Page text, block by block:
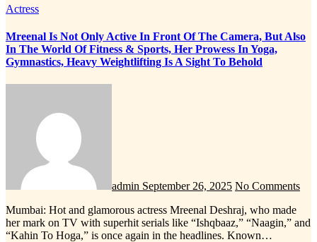
Actress
Mreenal Is Not Only Active In Front Of The Camera, But Also
In The World Of Fitness & Sports, Her Prowess In Yoga,
Gymnastics, Heavy Weightlifting Is A Sight To Behold
admin September 26, 2025 No Comments
Mumbai: Hot and glamorous actress Mreenal Deshraj, who made
her mark on TV with superhit serials like “Ishqbaaz,” “Naagin,” and
“Kahin To Hoga,” is once again in the headlines. Known…